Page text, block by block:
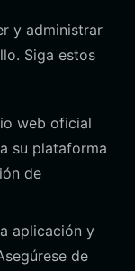
y administrar
Siga estos
web oficial
su plataforma
de
aplicación y
de